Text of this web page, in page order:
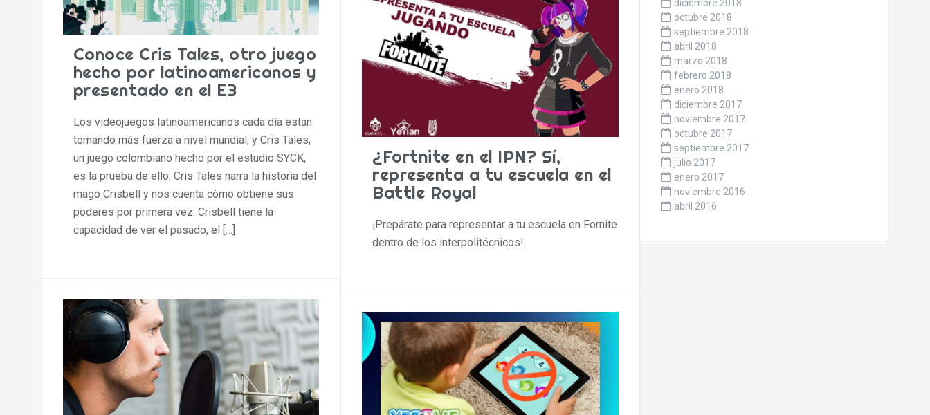
Conoce Cris Tales, otro juego
hecho por latinoamericanos y
presentado en el E3
Los videojuegos latinoamericanos cada día están
tomando más fuerza a nivel mundial, y Cris Tales,
un juego colombiano hecho por el estudio SYCK,
es la prueba de ello. Cris Tales narra la historia del
mago Crisbell y nos cuenta cómo obtiene sus
poderes por primera vez. Crisbell tiene la
capacidad de ver el pasado, el […]
¿Fortnite en el IPN? Sí,
representa a tu escuela en el
Battle Royal
¡Prepárate para representar a tu escuela en Fornite
dentro de los interpolitécnicos!
diciembre 2018
octubre 2018
septiembre 2018
abril 2018
marzo 2018
febrero 2018
enero 2018
diciembre 2017
noviembre 2017
octubre 2017
septiembre 2017
julio 2017
enero 2017
noviembre 2016
abril 2016